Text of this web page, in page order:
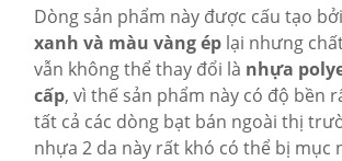
Dòng sản phẩm này được cấu tạo bởi
xanh và màu vàng ép lại nhưng
vẫn không thể thay đổi là nhựa
cấp, vì thế sản phẩm này có độ bền
tất cả các dòng bạt bán ngoài thị
nhựa 2 da này rất khó có thể bị mục